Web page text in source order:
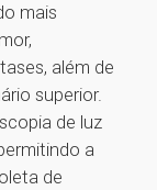
mais
além de
superior.
de luz
a
de